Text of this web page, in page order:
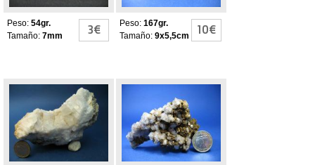
Peso: 54gr.
Tamaño: 7mm 3€ Peso: 167gr.
Tamaño: 9x5,5cm 10€
Dolomita